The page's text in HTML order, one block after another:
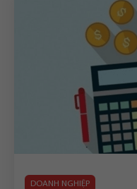
DOANH NGHIỆP